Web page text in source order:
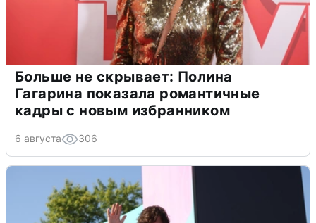
Больше не скрывает: Полина
Гагарина показала романтичные
кадры с новым избранником
6 августа 306